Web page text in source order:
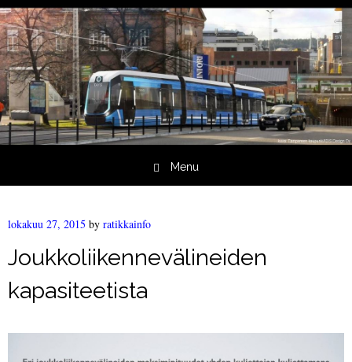
Menu
lokakuu 27, 2015 by ratikkainfo
Joukkoliikennevälineiden
kapasiteetista